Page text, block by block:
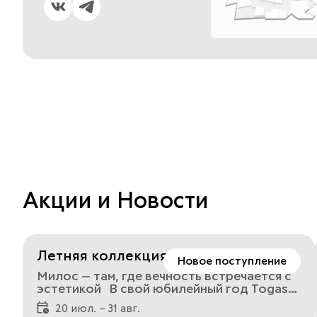
Акции и Новости
Новое поступление
Летняя коллекция одежды Togas
Милос — там, где вечность встречается с
эстетикой В свой юбилейный год Togas
представляет летнюю кампанию, в
20 июл. – 31 авг.